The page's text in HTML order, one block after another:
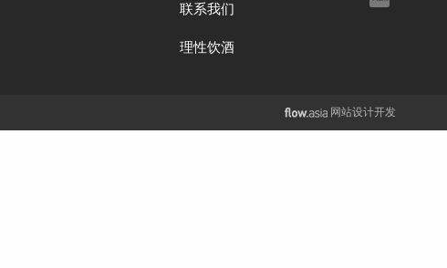
联系我们
理性饮酒
网站设计开发